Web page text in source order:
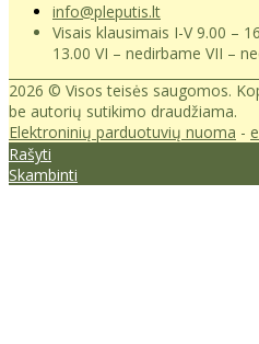
info@pleputis.lt
Visais klausimais I-V 9.00 –
13.00 VI – nedirbame VII –
2026 © Visos teisės saugomos.
be autorių sutikimo draudžiama.
Elektroninių parduotuvių nuoma -
Rašyti
Skambinti